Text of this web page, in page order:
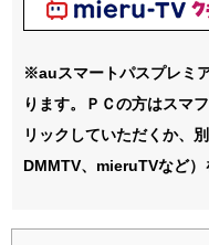
※auスマートパスプレミ
ります。ＰＣの方はスマ
リックしていただくか、
DMMTV、mieruTVなど）